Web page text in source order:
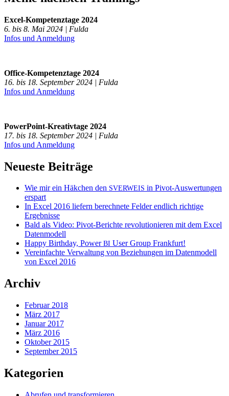
Excel-Kompetenztage 2024
6. bis 8. Mai 2024 | Fulda
Infos und Anmeldung
Office-Kompetenztage 2024
16. bis 18. September 2024 | Fulda
Infos und Anmeldung
PowerPoint-Kreativtage 2024
17. bis 18. September 2024 | Fulda
Infos und Anmeldung
Neueste Beiträge
Wie mir ein Häkchen den SVERWEIS in Pivot-Auswertungen
erspart
In Excel 2016 liefern berechnete Felder endlich richtige
Ergebnisse
Bald als Video: Pivot-Berichte revolutionieren mit dem Excel
Datenmodell
Happy Birthday, PowerBI User Group Frankfurt!
Vereinfachte Verwaltung von Beziehungen im Datenmodell
von Excel 2016
Archiv
Februar 2018
März 2017
Januar 2017
März 2016
Oktober 2015
September 2015
Kategorien